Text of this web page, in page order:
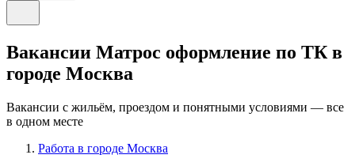
Вакансии Матрос оформление по ТК в
городе Москва
Вакансии с жильём, проездом и понятными условиями — все
в одном месте
Работа в городе Москва